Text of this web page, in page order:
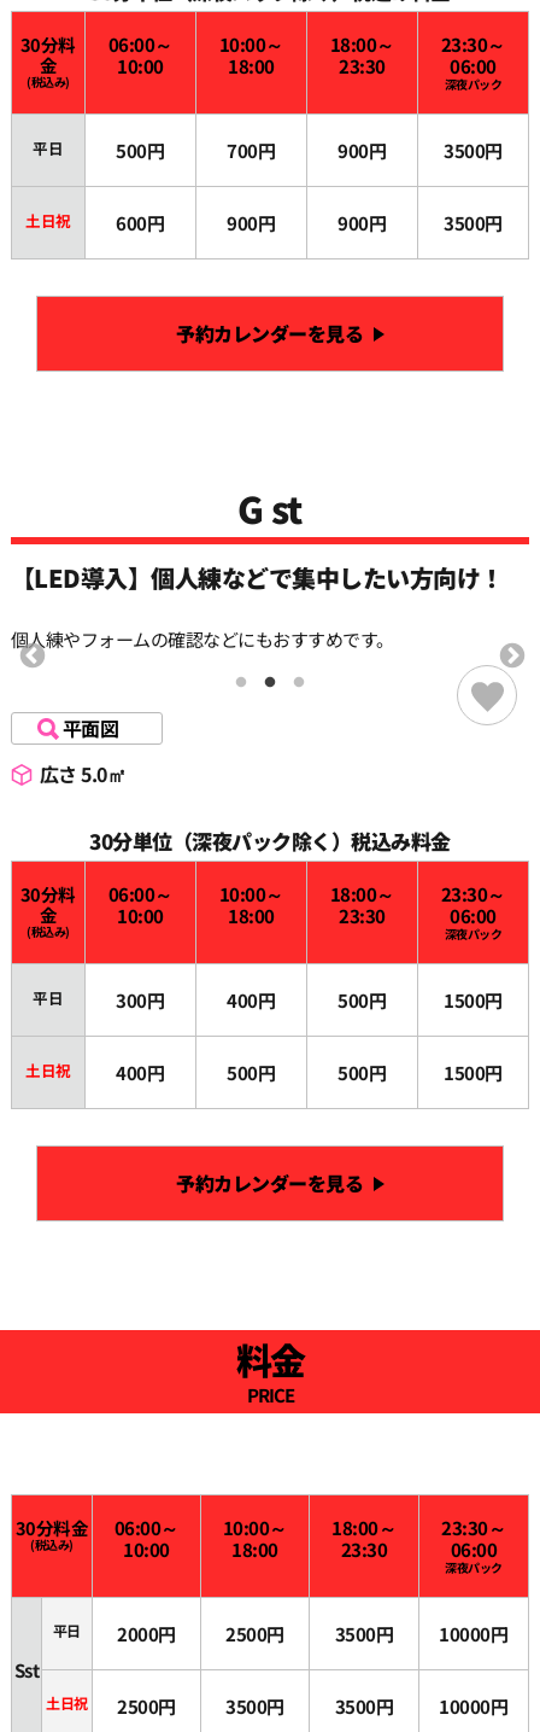
30分料
金
(税込み)
06:00～
10:00
10:00～
18:00
18:00～
23:30
23:30～
06:00
深夜パック
平日 500円 700円 900円 3500円
土日祝 600円 900円 900円 3500円
予約カレンダーを見る
G st
【LED導入】個人練などで集中したい方向け！
個人練やフォームの確認などにもおすすめです。
平面図
広さ 5.0㎡
30分単位（深夜パック除く）税込み料金
30分料
金
(税込み)
06:00～
10:00
10:00～
18:00
18:00～
23:30
23:30～
06:00
深夜パック
平日 300円 400円 500円 1500円
土日祝 400円 500円 500円 1500円
予約カレンダーを見る
料金
PRICE
30分料金
(税込み)
06:00～
10:00
10:00～
18:00
18:00～
23:30
23:30～
06:00
深夜パック
Sst
平日 2000円 2500円 3500円 10000円
土日祝 2500円 3500円 3500円 10000円